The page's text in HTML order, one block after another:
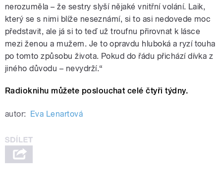
nerozuměla – že sestry slyší nějaké vnitřní volání. Laik,
který se s nimi blíže neseznámí, si to asi nedovede moc
představit, ale já si to teď už troufnu přirovnat k lásce
mezi ženou a mužem. Je to opravdu hluboká a ryzí touha
po tomto způsobu života. Pokud do řádu přichází dívka z
jiného důvodu – nevydrží.“
Radioknihu můžete poslouchat celé čtyři týdny.
autor: Eva Lenartová